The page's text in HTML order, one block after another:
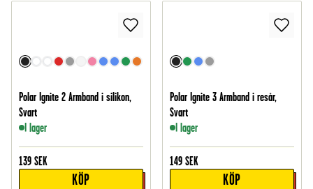
Polar Ignite 2 Armband i silikon,
Svart
I lager
139 SEK
KÖP
Polar Ignite 3 Armband i resår,
Svart
I lager
149 SEK
KÖP